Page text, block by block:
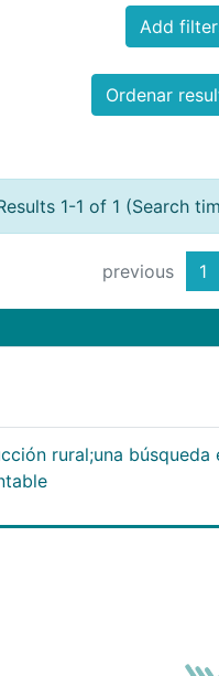
Add
Ordenar
1-1 of 1 (Search
previous 1
rural;una